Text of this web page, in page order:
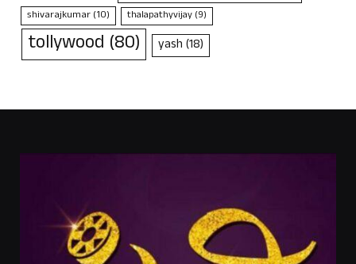
shivarajkumar(10) thalapathyvijay(9)
tollywood (80) yash(18)